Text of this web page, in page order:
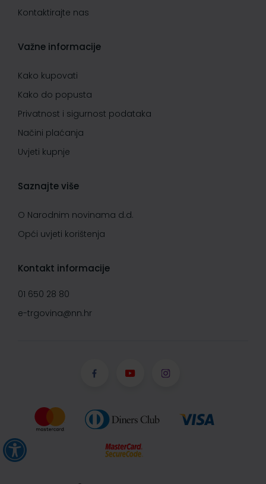
Kontaktirajte nas
Važne informacije
Kako kupovati
Kako do popusta
Privatnost i sigurnost podataka
Načini plaćanja
Uvjeti kupnje
Saznajte više
O Narodnim novinama d.d.
Opći uvjeti korištenja
Kontakt informacije
01 650 28 80
e-trgovina@nn.hr